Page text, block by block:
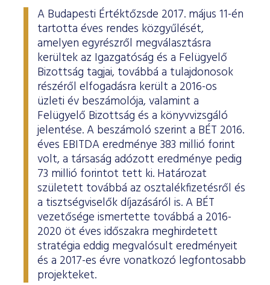
A Budapesti Értéktőzsde 2017. május 11-én
tartotta éves rendes közgyűlését,
amelyen egyrészről megválasztásra
kerültek az Igazgatóság és a Felügyelő
Bizottság tagjai, továbbá a tulajdonosok
részéről elfogadásra került a 2016-os
üzleti év beszámolója, valamint a
Felügyelő Bizottság és a könyvvizsgáló
jelentése. A beszámoló szerint a BÉT 2016.
éves EBITDA eredménye 383 millió forint
volt, a társaság adózott eredménye pedig
73 millió forintot tett ki. Határozat
született továbbá az osztalékfizetésről és
a tisztségviselők díjazásáról is. A BÉT
vezetősége ismertette továbbá a 2016-
2020 öt éves időszakra meghirdetett
stratégia eddig megvalósult eredményeit
és a 2017-es évre vonatkozó legfontosabb
projekteket.